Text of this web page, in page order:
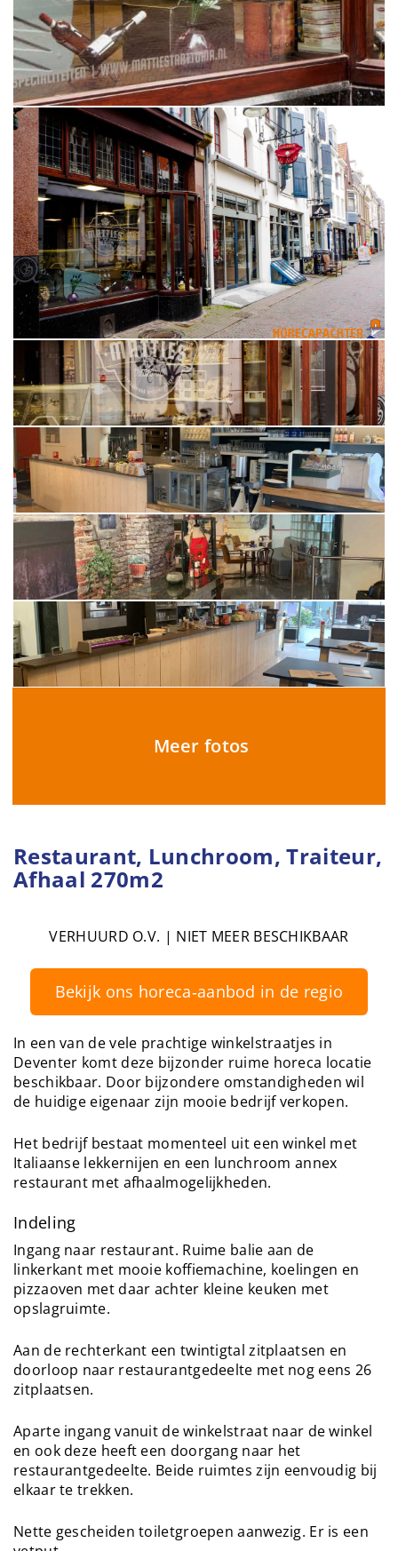
Meer fotos
Restaurant, Lunchroom, Traiteur,
Afhaal 270m2
VERHUURD O.V. | NIET MEER BESCHIKBAAR
Bekijk ons horeca‑aanbod in de regio
In een van de vele prachtige winkelstraatjes in
Deventer komt deze bijzonder ruime horeca locatie
beschikbaar. Door bijzondere omstandigheden wil
de huidige eigenaar zijn mooie bedrijf verkopen.
Het bedrijf bestaat momenteel uit een winkel met
Italiaanse lekkernijen en een lunchroom annex
restaurant met afhaalmogelijkheden.
Indeling
Ingang naar restaurant. Ruime balie aan de
linkerkant met mooie koffiemachine, koelingen en
pizzaoven met daar achter kleine keuken met
opslagruimte.
Aan de rechterkant een twintigtal zitplaatsen en
doorloop naar restaurantgedeelte met nog eens 26
zitplaatsen.
Aparte ingang vanuit de winkelstraat naar de winkel
en ook deze heeft een doorgang naar het
restaurantgedeelte. Beide ruimtes zijn eenvoudig bij
elkaar te trekken.
Nette gescheiden toiletgroepen aanwezig. Er is een